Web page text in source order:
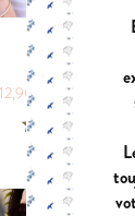
IDOLE
€ |